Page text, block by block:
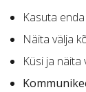
Kasuta enda
Näita välja
Küsi ja näita